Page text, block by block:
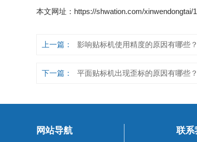
本文网址： https://shwation.com/xinwendongtai/
上一篇： 影响贴标机使用精度的原因有哪些？
下一篇： 平面贴标机出现歪标的原因有哪些？
网站导航 联系